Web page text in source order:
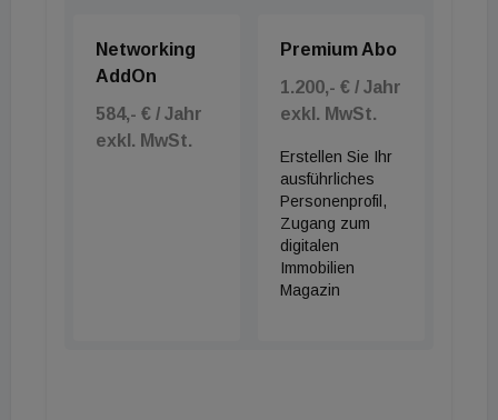
Networking
AddOn
584,- € / Jahr
exkl. MwSt.
Premium Abo
1.200,- € / Jahr
exkl. MwSt.
Erstellen Sie Ihr
ausführliches
Personenprofil,
Zugang zum
digitalen
Immobilien
Magazin